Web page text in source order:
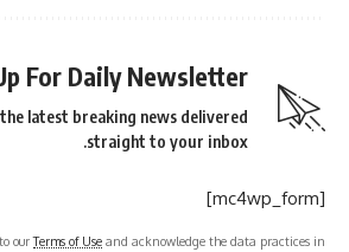
For Daily Newsletter
latest breaking news delivered
straight to your inbox.
[mc4wp_form]
ourTerms of Use and acknowledge the data practices in